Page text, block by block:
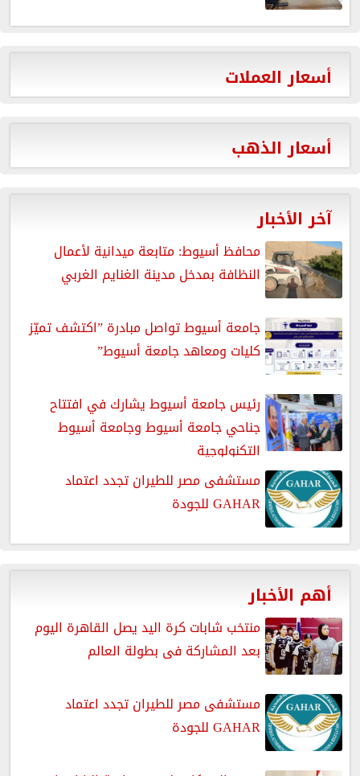
أسعار العملات
أسعار الذهب
آخر الأخبار
محافظ أسيوط: متابعة ميدانية لأعمال
النظافة بمدخل مدينة الغنايم الغربي
جامعة أسيوط تواصل مبادرة ”اكتشف تميّز
كليات ومعاهد جامعة أسيوط”
رئيس جامعة أسيوط يشارك في افتتاح
جناحي جامعة أسيوط وجامعة أسيوط
التكنولوجية
مستشفى مصر للطيران تجدد اعتماد
GAHAR للجودة
أهم الأخبار
منتخب شابات كرة اليد يصل القاهرة اليوم
بعد المشاركة فى بطولة العالم
مستشفى مصر للطيران تجدد اعتماد
GAHAR للجودة